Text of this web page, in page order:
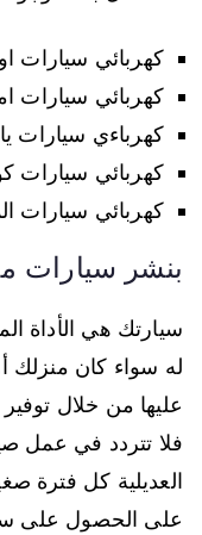
كهربائي سيارات
كهربائي سيارات
كهرباءي سيارات
كهربائي سيارات
كهربائي سيارات
بنشر سيارات
سيارتك هي الأداة
له سواء كان منزلك
عليها من خلال
فلا تتردد في عمل
العديلية كل فترة
على الحصول على